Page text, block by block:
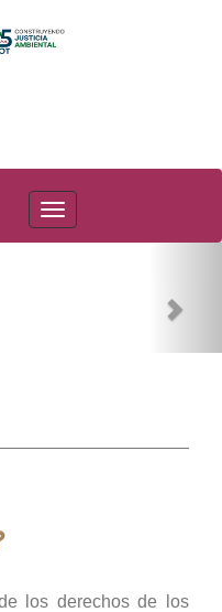
PAOT
los derechos de los